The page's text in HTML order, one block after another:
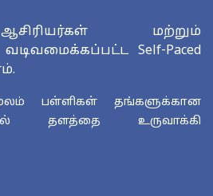
மற்றும்
Self-Paced
மூலம் பள்ளிகள் தங்களுக்கான
தளத்தை உருவாக்கி